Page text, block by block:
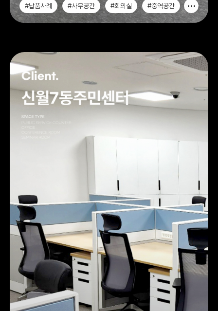
#납품사례 #사무공간 #회의실 #중역공간